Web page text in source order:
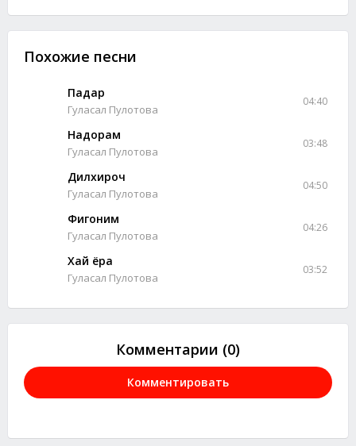
Похожие песни
Падар
Гуласал Пулотова
04:40
Надорам
Гуласал Пулотова
03:48
Дилхироч
Гуласал Пулотова
04:50
Фигоним
Гуласал Пулотова
04:26
Хай ёра
Гуласал Пулотова
03:52
Комментарии (0)
Комментировать